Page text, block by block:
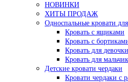
НОВИНКИ
ХИТЫ ПРОДАЖ
Односпальные кровати
Кровать с ящиками
Кровать с
Кровать для девочки
Кровать для
Детские кровати чердаки
Кровати чердаки с